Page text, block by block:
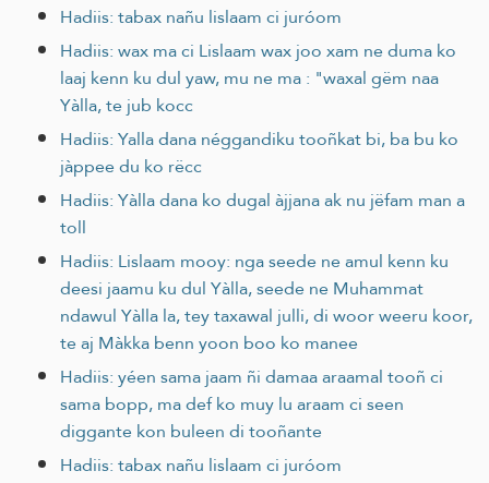
Hadiis: tabax nañu lislaam ci juróom
Hadiis: wax ma ci Lislaam wax joo xam ne duma ko
laaj kenn ku dul yaw, mu ne ma : "waxal gëm naa
Yàlla, te jub kocc
Hadiis: Yalla dana néggandiku tooñkat bi, ba bu ko
jàppee du ko rëcc
Hadiis: Yàlla dana ko dugal àjjana ak nu jëfam man a
toll
Hadiis: Lislaam mooy: nga seede ne amul kenn ku
deesi jaamu ku dul Yàlla, seede ne Muhammat
ndawul Yàlla la, tey taxawal julli, di woor weeru koor,
te aj Màkka benn yoon boo ko manee
Hadiis: yéen sama jaam ñi damaa araamal tooñ ci
sama bopp, ma def ko muy lu araam ci seen
diggante kon buleen di tooñante
Hadiis: tabax nañu lislaam ci juróom